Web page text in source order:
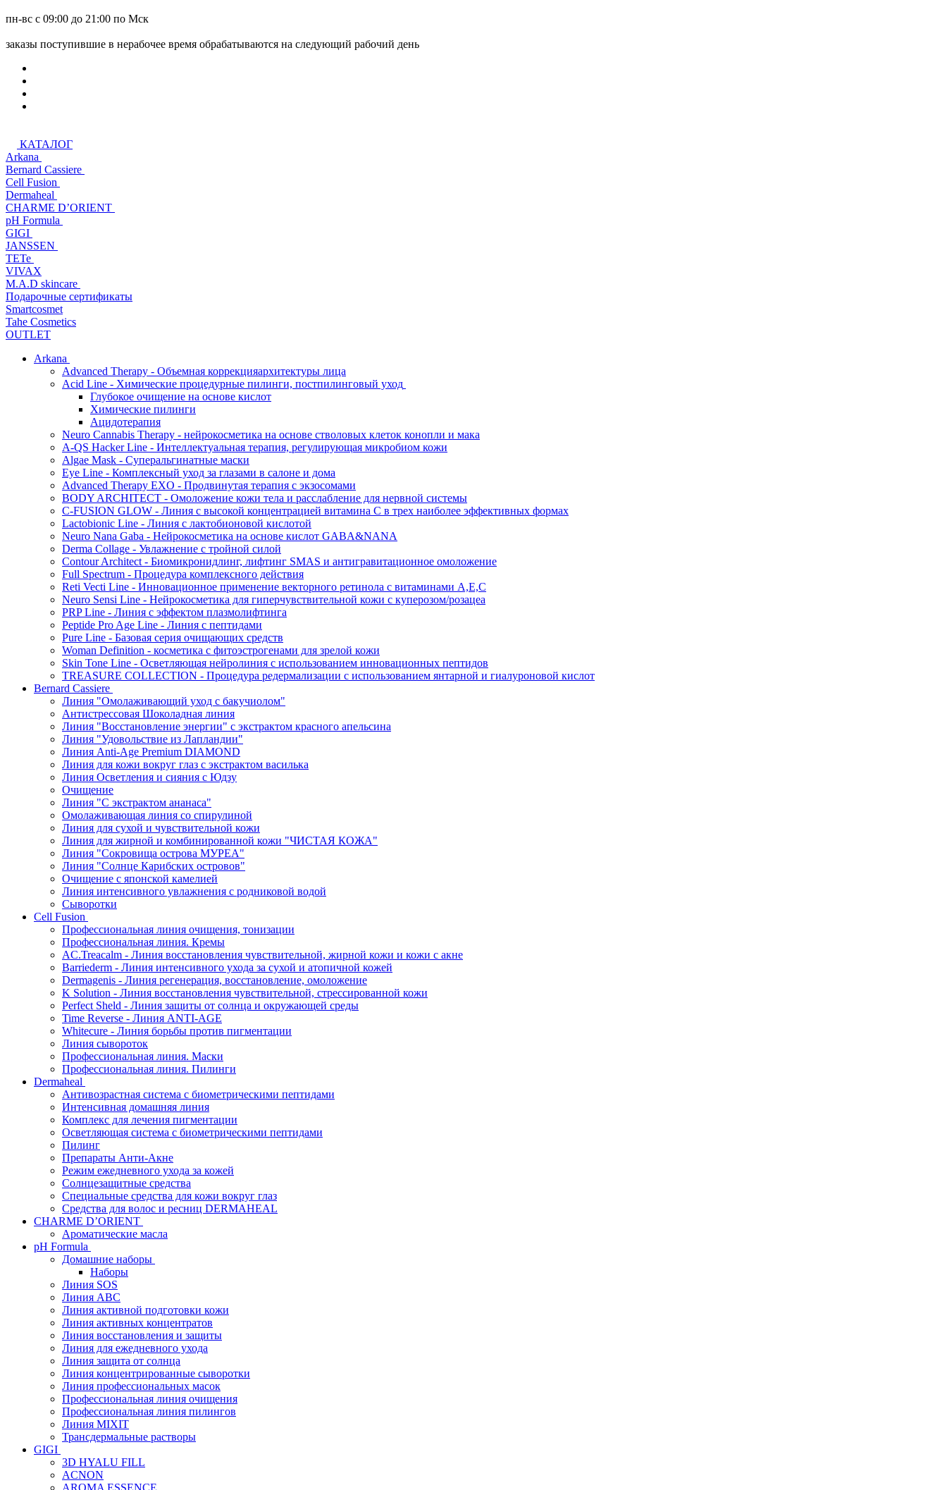
пн-вс с 09:00 до 21:00 по Мск
заказы поступившие в нерабочее время обрабатываются на следующий рабочий день
КАТАЛОГ
Arkana
Bernard Cassiere
Cell Fusion
Dermaheal
CHARME D’ORIENT
pH Formula
GIGI
JANSSEN
TETe
VIVAX
M.A.D skincare
Подарочные сертификаты
Smartcosmet
Tahe Cosmetics
OUTLET
Arkana
Advanced Therapy - Объемная коррекцияархитектуры лица
Acid Line - Химические процедурные пилинги, постпилинговый уход
Глубокое очищение на основе кислот
Химические пилинги
Ацидотерапия
Neuro Cannabis Therapy - нейрокосметика на основе стволовых клеток конопли и мака
A-QS Hacker Line - Интеллектуальная терапия, регулирующая микробиом кожи
Algae Mask - Суперальгинатные маски
Eye Line - Комплексный уход за глазами в салоне и дома
Advanced Therapy EXO - Продвинутая терапия с экзосомами
BODY ARCHITECT - Омоложение кожи тела и расслабление для нервной системы
C-FUSION GLOW - Линия с высокой концентрацией витамина C в трех наиболее эффективных формах
Lactobionic Line - Линия с лактобионовой кислотой
Neuro Nana Gaba - Нейрокосметика на основе кислот GABA&NANA
Derma Collage - Увлажнение с тройной силой
Contour Architect - Биомикронидлинг, лифтинг SMAS и антигравитационное омоложение
Full Spectrum - Процедура комплексного действия
Reti Vecti Line - Инновационное применение векторного ретинола с витаминами A,Е,С
Neuro Sensi Line - Нейрокосметика для гиперчувствительной кожи с куперозом/розацеа
PRP Line - Линия с эффектом плазмолифтинга
Peptide Pro Age Line - Линия с пептидами
Pure Line - Базовая серия очищающих средств
Woman Definition - косметика с фитоэстрогенами для зрелой кожи
Skin Tone Line - Осветляющая нейролиния с использованием инновационных пептидов
TREASURE COLLECTION - Процедура редермализации с использованием янтарной и гиалуроновой кислот
Bernard Cassiere
Линия "Омолаживающий уход с бакучиолом"
Антистрессовая Шоколадная линия
Линия "Восстановление энергии" с экстрактом красного апельсина
Линия "Удовольствие из Лапландии"
Линия Anti-Age Premium DIAMOND
Линия для кожи вокруг глаз с экстрактом василька
Линия Осветления и сияния с Юдзу
Очищение
Линия "С экстрактом ананаса"
Омолаживающая линия со спирулиной
Линия для сухой и чувствительной кожи
Линия для жирной и комбинированной кожи "ЧИСТАЯ КОЖА"
Линия "Сокровища острова МУРЕА"
Линия "Солнце Карибских островов"
Очищение с японской камелией
Линия интенсивного увлажнения с родниковой водой
Сыворотки
Cell Fusion
Профессиональная линия очищения, тонизации
Профессиональная линия. Кремы
AC.Treacalm - Линия восстановления чувствительной, жирной кожи и кожи с акне
Barriederm - Линия интенсивного ухода за сухой и атопичной кожей
Dermagenis - Линия регенерация, восстановление, омоложение
K Solution - Линия восстановления чувствительной, стрессированной кожи
Perfect Sheld - Линия защиты от солнца и окружающей среды
Time Reverse - Линия ANTI-AGE
Whitecure - Линия борьбы против пигментации
Линия сывороток
Профессиональная линия. Маски
Профессиональная линия. Пилинги
Dermaheal
Антивозрастная система с биометрическими пептидами
Интенсивная домашняя линия
Комплекс для лечения пигментации
Осветляющая система с биометрическими пептидами
Пилинг
Препараты Анти-Акне
Режим ежедневного ухода за кожей
Солнцезащитные средства
Специальные средства для кожи вокруг глаз
Средства для волос и ресниц DERMAHEAL
CHARME D’ORIENT
Ароматические масла
pH Formula
Домашние наборы
Наборы
Линия SOS
Линия АВС
Линия активной подготовки кожи
Линия активных концентратов
Линия восстановления и защиты
Линия для ежедневного ухода
Линия защита от солнца
Линия концентрированные сыворотки
Линия профессиональных масок
Профессиональная линия очищения
Профессиональная линия пилингов
Линия MIXIT
Трансдермальные растворы
GIGI
3D HYALU FILL
ACNON
AROMA ESSENCE